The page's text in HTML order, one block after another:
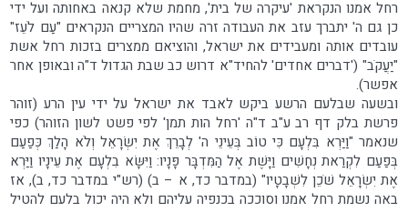
רחל אמנו הנקראת 'עיקרה של בית', מחמת שלא קנאה באחותה ועל ידי
כן גם ה' יתברך עזב את העבודה זרה שהיו המצריים הנקראים "עַם לֹעֵז"
עובדים אותה ומעבידים את ישראל, והוציאם ממצרים בזכות רחל אשת
"יַעֲקֹב" ('דברים אחדים' להחיד"א דרוש כב שבת הגדול ד"ה ובאופן אחר
אפשר).
ובשעה שבלעם הרשע ביקש לאבד את ישראל על ידי עין הרע (זוהר
פרשת בלק דף רב ע"ב ד"ה 'רחל הות תמן' לפי פשט לשון הזוהר) כפי
שנאמר "וַיַּרְא בִּלְעָם כִּי טוֹב בְּעֵינֵי ה' לְבָרֵךְ אֶת יִשְׂרָאֵל וְלֹא הָלַךְ כְּפַעַם
בְּפַעַם לִקְרַאת נְחָשִׁים וַיָּשֶׁת אֶל הַמִּדְבָּר פָּנָיו: וַיִּשָּׂא בִלְעָם אֶת עֵינָיו וַיַּרְא
אֶת יִשְׂרָאֵל שֹׁכֵן לִשְׁבָטָיו" (במדבר כד, א – ב) (רש"י במדבר כד, ב), אז
באה נשמת רחל אמנו וסוככה בכנפיה עליהם ולא היה יכול בלעם להטיל